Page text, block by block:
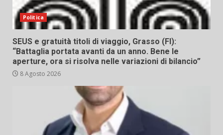
Politica
SEUS e gratuità titoli di viaggio, Grasso (FI):
“Battaglia portata avanti da un anno. Bene le
aperture, ora si risolva nelle variazioni di bilancio”
8 Agosto 2026